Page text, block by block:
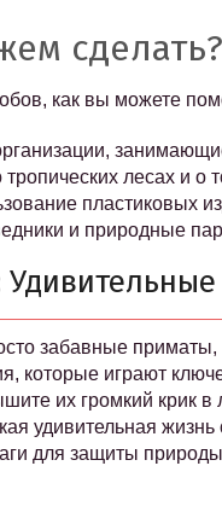
сделать?
как вы можете
лесах и о
пластиковых
и природные
забавные
которые играют
их громкий крик в
удивительная
для защиты